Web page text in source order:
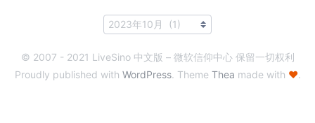
© 2007 - 2021 LiveSino 中文版 – 微软信仰中心 保留一切权利
Proudly published with WordPress. Theme Thea made with ♥.